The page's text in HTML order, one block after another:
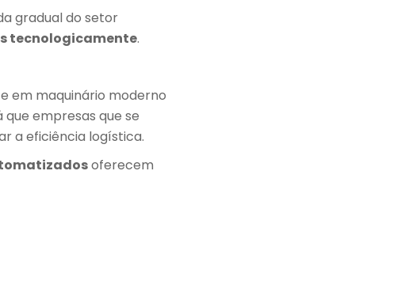
gradual do setor
tecnologicamente.
e em maquinário moderno
empresas que se
a eficiência logística.
oferecem